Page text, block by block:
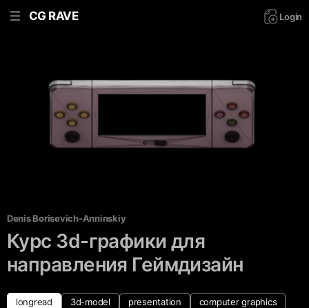
CG RAVE Login
Denis Borisevich-Anninskiy
Курс 3d-графики для
направления Геймдизайн
longread 3d-model presentation
computer graphics